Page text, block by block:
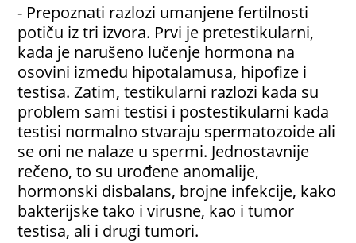
- Prepoznati razlozi umanjene fertilnosti
potiču iz tri izvora. Prvi je pretestikularni,
kada je narušeno lučenje hormona na
osovini između hipotalamusa, hipofize i
testisa. Zatim, testikularni razlozi kada su
problem sami testisi i postestikularni kada
testisi normalno stvaraju spermatozoide ali
se oni ne nalaze u spermi. Jednostavnije
rečeno, to su urođene anomalije,
hormonski disbalans, brojne infekcije, kako
bakterijske tako i virusne, kao i tumor
testisa, ali i drugi tumori.